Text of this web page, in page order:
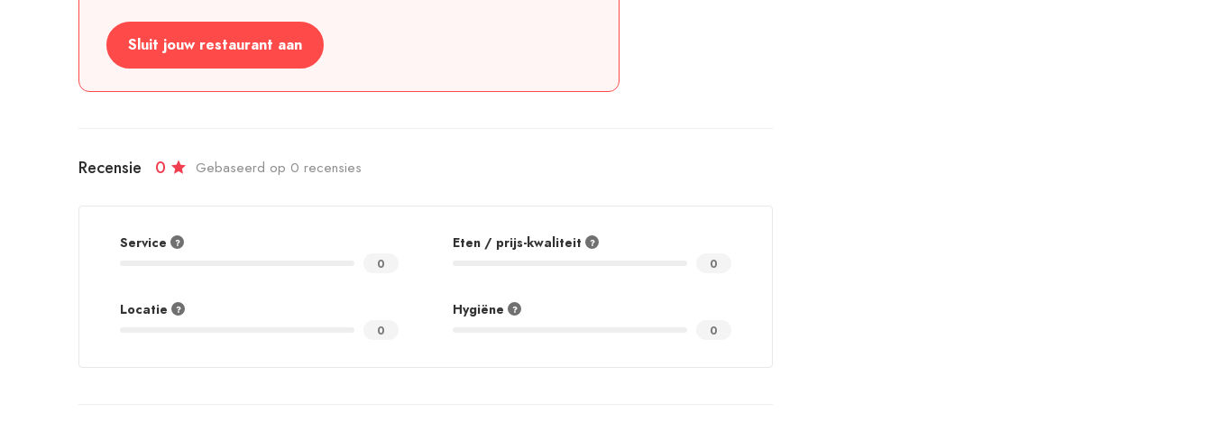
Sluit jouw restaurant aan
Recensie 0 Gebaseerd op 0 recensies
Service
0
Eten / prijs-kwaliteit
0
Locatie
0
Hygiëne
0